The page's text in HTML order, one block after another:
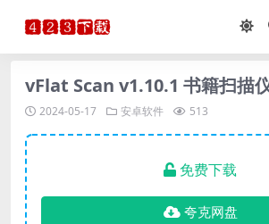
vFlat Scan v1.10.1 书籍扫描
2024-05-17 安卓软件 513
免费下载
夸克网盘